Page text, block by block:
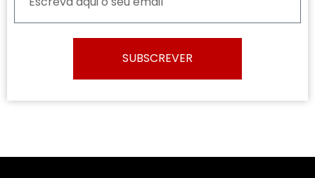
SUBSCREVER